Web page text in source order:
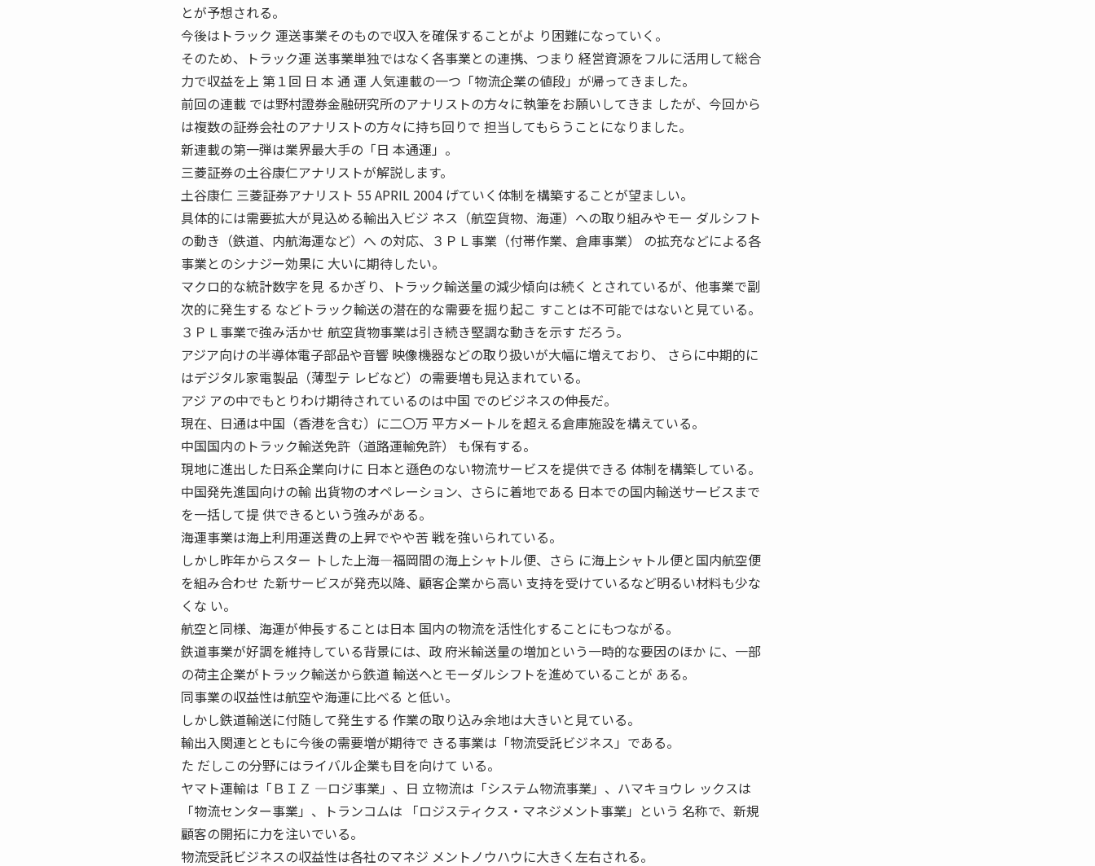
とが予想される。
今後はトラック 運送事業そのもので収入を確保することがよ り困難になっていく。
そのため、トラック運 送事業単独ではなく各事業との連携、つまり 経営資源をフルに活用して総合
力で収益を上 第１回 日 本 通 運 人気連載の一つ「物流企業の値段」が帰ってきました。
前回の連載 では野村證券金融研究所のアナリストの方々に執筆をお願いしてきま したが、今回から
は複数の証券会社のアナリストの方々に持ち回りで 担当してもらうことになりました。
新連載の第一弾は業界最大手の「日 本通運」。
三菱証券の土谷康仁アナリストが解説します。
土谷康仁 三菱証券アナリスト 55 APRIL 2004 げていく体制を構築することが望ましい。
具体的には需要拡大が見込める輸出入ビジ ネス（航空貨物、海運）への取り組みやモー ダルシフト
の動き（鉄道、内航海運など）へ の対応、３ＰＬ事業（付帯作業、倉庫事業） の拡充などによる各
事業とのシナジー効果に 大いに期待したい。
マクロ的な統計数字を見 るかぎり、トラック輸送量の減少傾向は続く とされているが、他事業で副
次的に発生する などトラック輸送の潜在的な需要を掘り起こ すことは不可能ではないと見ている。
３ＰＬ事業で強み活かせ 航空貨物事業は引き続き堅調な動きを示す だろう。
アジア向けの半導体電子部品や音響 映像機器などの取り扱いが大幅に増えており、 さらに中期的に
はデジタル家電製品（薄型テ レビなど）の需要増も見込まれている。
アジ アの中でもとりわけ期待されているのは中国 でのビジネスの伸長だ。
現在、日通は中国（香港を含む）に二〇万 平方メートルを超える倉庫施設を構えている。
中国国内のトラック輸送免許（道路運輸免許） も保有する。
現地に進出した日系企業向けに 日本と遜色のない物流サービスを提供できる 体制を構築している。
中国発先進国向けの輸 出貨物のオペレーション、さらに着地である 日本での国内輸送サービスまで
を一括して提 供できるという強みがある。
海運事業は海上利用運送費の上昇でやや苦 戦を強いられている。
しかし昨年からスター トした上海―福岡間の海上シャトル便、さら に海上シャトル便と国内航空便
を組み合わせ た新サービスが発売以降、顧客企業から高い 支持を受けているなど明るい材料も少な
くな い。
航空と同様、海運が伸長することは日本 国内の物流を活性化することにもつながる。
鉄道事業が好調を維持している背景には、政 府米輸送量の増加という一時的な要因のほか に、一部
の荷主企業がトラック輸送から鉄道 輸送へとモーダルシフトを進めていることが ある。
同事業の収益性は航空や海運に比べる と低い。
しかし鉄道輸送に付随して発生する 作業の取り込み余地は大きいと見ている。
輸出入関連とともに今後の需要増が期待で きる事業は「物流受託ビジネス」である。
た だしこの分野にはライバル企業も目を向けて いる。
ヤマト運輸は「ＢＩＺ ―ロジ事業」、日 立物流は「システム物流事業」、ハマキョウレ ックスは
「物流センター事業」、トランコムは 「ロジスティクス・マネジメント事業」という 名称で、新規
顧客の開拓に力を注いでいる。
物流受託ビジネスの収益性は各社のマネジ メントノウハウに大きく左右される。